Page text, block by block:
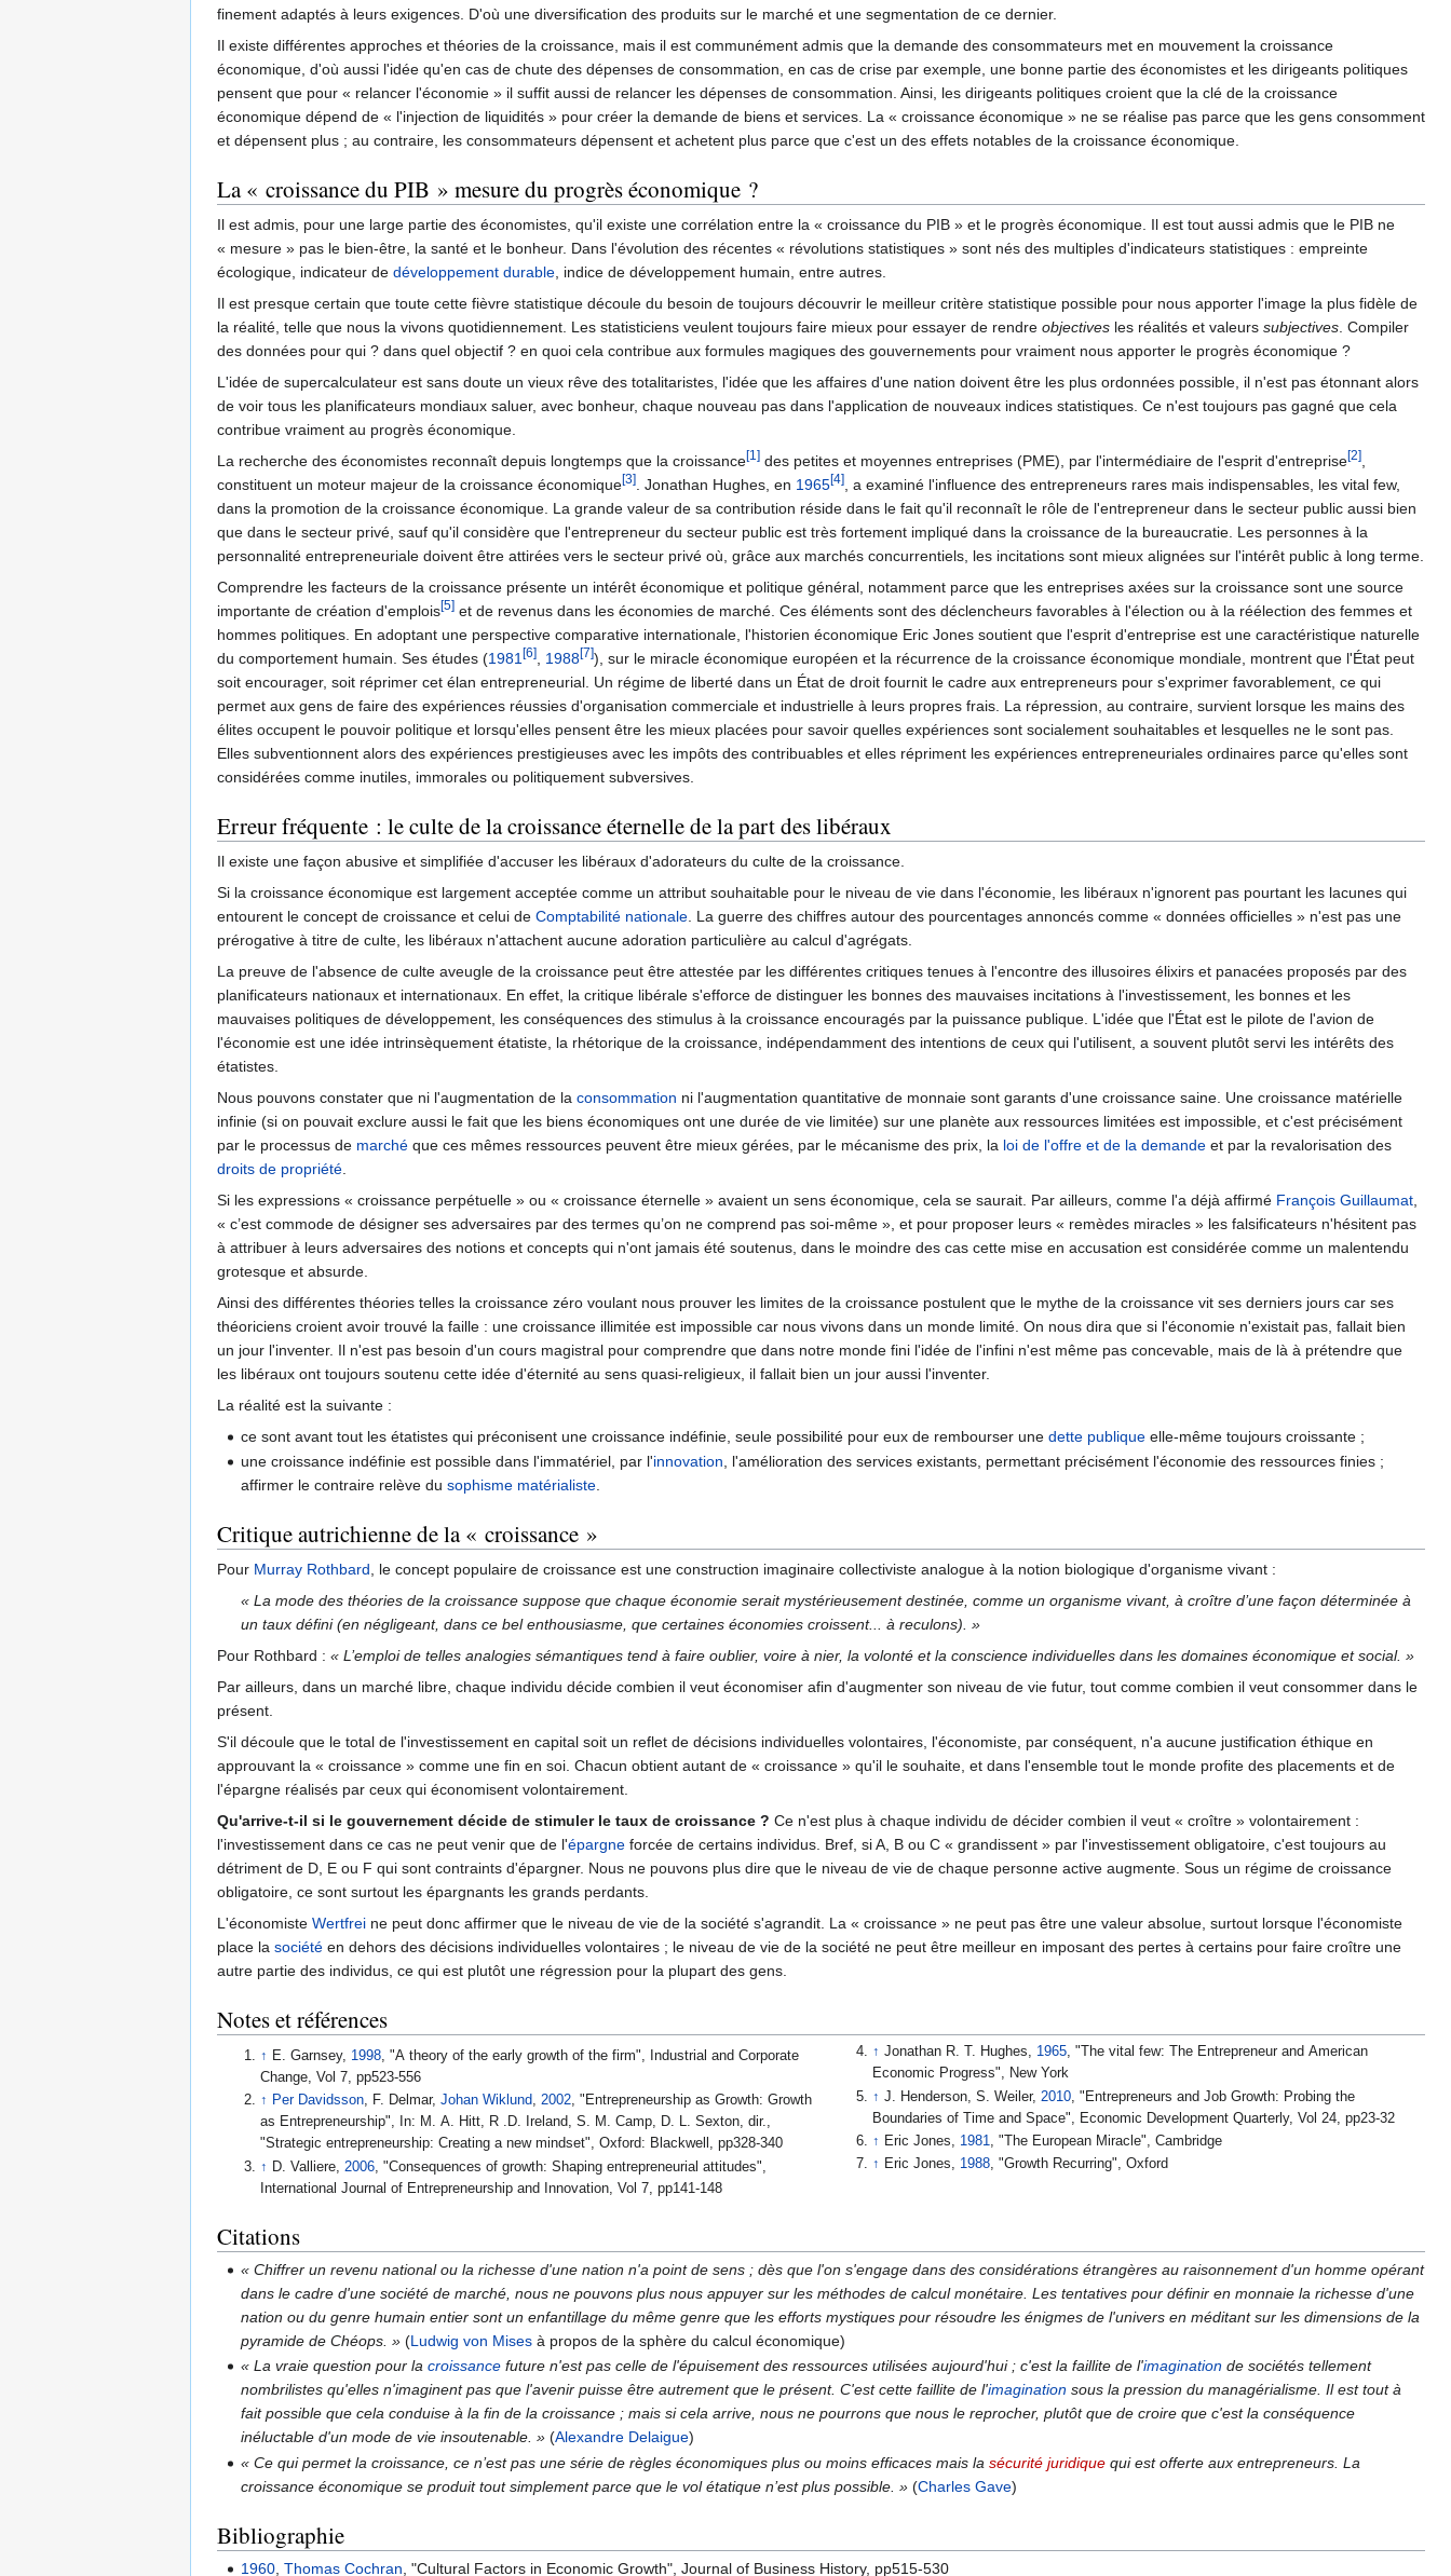
finement adaptés à leurs exigences. D'où une diversification des produits sur le marché et une segmentation de ce dernier.
Il existe différentes approches et théories de la croissance, mais il est communément admis que la demande des consommateurs met en mouvement la croissance
économique, d'où aussi l'idée qu'en cas de chute des dépenses de consommation, en cas de crise par exemple, une bonne partie des économistes et les dirigeants politiques
pensent que pour « relancer l'économie » il suffit aussi de relancer les dépenses de consommation. Ainsi, les dirigeants politiques croient que la clé de la croissance
économique dépend de « l'injection de liquidités » pour créer la demande de biens et services. La « croissance économique » ne se réalise pas parce que les gens consomment
et dépensent plus ; au contraire, les consommateurs dépensent et achetent plus parce que c'est un des effets notables de la croissance économique.
La « croissance du PIB » mesure du progrès économique ?
Il est admis, pour une large partie des économistes, qu'il existe une corrélation entre la « croissance du PIB » et le progrès économique. Il est tout aussi admis que le PIB ne
« mesure » pas le bien-être, la santé et le bonheur. Dans l'évolution des récentes « révolutions statistiques » sont nés des multiples d'indicateurs statistiques : empreinte
écologique, indicateur de développement durable , indice de développement humain, entre autres.
Il est presque certain que toute cette fièvre statistique découle du besoin de toujours découvrir le meilleur critère statistique possible pour nous apporter l'image la plus fidèle de
la réalité, telle que nous la vivons quotidiennement. Les statisticiens veulent toujours faire mieux pour essayer de rendre objectives les réalités et valeurs subjectives . Compiler
des données pour qui ? dans quel objectif ? en quoi cela contribue aux formules magiques des gouvernements pour vraiment nous apporter le progrès économique ?
L'idée de supercalculateur est sans doute un vieux rêve des totalitaristes, l'idée que les affaires d'une nation doivent être les plus ordonnées possible, il n'est pas étonnant alors
de voir tous les planificateurs mondiaux saluer, avec bonheur, chaque nouveau pas dans l'application de nouveaux indices statistiques. Ce n'est toujours pas gagné que cela
contribue vraiment au progrès économique.
La recherche des économistes reconnaît depuis longtemps que la croissance[1] des petites et moyennes entreprises (PME), par l'intermédiaire de l'esprit d'entreprise[2]
constituent un moteur majeur de la croissance économique[3] . Jonathan Hughes, en 1965[4]
, a examiné l'influence des entrepreneurs rares mais indispensables, les vital few,
dans la promotion de la croissance économique. La grande valeur de sa contribution réside dans le fait qu'il reconnaît le rôle de l'entrepreneur dans le secteur public aussi bien
que dans le secteur privé, sauf qu'il considère que l'entrepreneur du secteur public est très fortement impliqué dans la croissance de la bureaucratie. Les personnes à la
personnalité entrepreneuriale doivent être attirées vers le secteur privé où, grâce aux marchés concurrentiels, les incitations sont mieux alignées sur l'intérêt public à long terme.
Comprendre les facteurs de la croissance présente un intérêt économique et politique général, notamment parce que les entreprises axées sur la croissance sont une source
importante de création d'emplois[5] et de revenus dans les économies de marché. Ces éléments sont des déclencheurs favorables à l'élection ou à la réélection des femmes et
hommes politiques. En adoptant une perspective comparative internationale, l'historien économique Eric Jones soutient que l'esprit d'entreprise est une caractéristique naturelle
du comportement humain. Ses études (1981 [6] 1988[7]), sur le miracle économique européen et la récurrence de la croissance économique mondiale, montrent que l'État peut
soit encourager, soit réprimer cet élan entrepreneurial. Un régime de liberté dans un État de droit fournit le cadre aux entrepreneurs pour s'exprimer favorablement, ce qui
permet aux gens de faire des expériences réussies d'organisation commerciale et industrielle à leurs propres frais. La répression, au contraire, survient lorsque les mains des
élites occupent le pouvoir politique et lorsqu'elles pensent être les mieux placées pour savoir quelles expériences sont socialement souhaitables et lesquelles ne le sont pas.
Elles subventionnent alors des expériences prestigieuses avec les impôts des contribuables et elles répriment les expériences entrepreneuriales ordinaires parce qu'elles sont
considérées comme inutiles, immorales ou politiquement subversives.
Erreur fréquente : le culte de la croissance éternelle de la part des libéraux
Il existe une façon abusive et simplifiée d'accuser les libéraux d'adorateurs du culte de la croissance.
Si la croissance économique est largement acceptée comme un attribut souhaitable pour le niveau de vie dans l'économie, les libéraux n'ignorent pas pourtant les lacunes qui
entourent le concept de croissance et celui de Comptabilité nationale . La guerre des chiffres autour des pourcentages annoncés comme « données officielles » n'est pas une
prérogative à titre de culte, les libéraux n'attachent aucune adoration particulière au calcul d'agrégats.
La preuve de l'absence de culte aveugle de la croissance peut être attestée par les différentes critiques tenues à l'encontre des illusoires élixirs et panacées proposés par des
planificateurs nationaux et internationaux. En effet, la critique libérale s'efforce de distinguer les bonnes des mauvaises incitations à l'investissement, les bonnes et les
mauvaises politiques de développement, les conséquences des stimulus à la croissance encouragés par la puissance publique. L'idée que l'État est le pilote de l'avion de
l'économie est une idée intrinsèquement étatiste, la rhétorique de la croissance, indépendamment des intentions de ceux qui l'utilisent, a souvent plutôt servi les intérêts des
étatistes.
Nous pouvons constater que ni l'augmentation de la consommation ni l'augmentation quantitative de monnaie sont garants d'une croissance saine. Une croissance matérielle
infinie (si on pouvait exclure aussi le fait que les biens économiques ont une durée de vie limitée) sur une planète aux ressources limitées est impossible, et c'est précisément
par le processus de marché que ces mêmes ressources peuvent être mieux gérées, par le mécanisme des prix, la loi de l'offre et de la demande et par la revalorisation des
droits de propriété
Si les expressions « croissance perpétuelle » ou « croissance éternelle » avaient un sens économique, cela se saurait. Par ailleurs, comme l'a déjà affirmé François Guillaumat
« c’est commode de désigner ses adversaires par des termes qu’on ne comprend pas soi-même », et pour proposer leurs « remèdes miracles » les falsificateurs n'hésitent pas
à attribuer à leurs adversaires des notions et concepts qui n'ont jamais été soutenus, dans le moindre des cas cette mise en accusation est considérée comme un malentendu
grotesque et absurde.
Ainsi des différentes théories telles la croissance zéro voulant nous prouver les limites de la croissance postulent que le mythe de la croissance vit ses derniers jours car ses
théoriciens croient avoir trouvé la faille : une croissance illimitée est impossible car nous vivons dans un monde limité. On nous dira que si l'économie n'existait pas, fallait bien
un jour l'inventer. Il n'est pas besoin d'un cours magistral pour comprendre que dans notre monde fini l'idée de l'infini n'est même pas concevable, mais de là à prétendre que
les libéraux ont toujours soutenu cette idée d'éternité au sens quasi-religieux, il fallait bien un jour aussi l'inventer.
La réalité est la suivante :
ce sont avant tout les étatistes qui préconisent une croissance indéfinie, seule possibilité pour eux de rembourser unedette publique elle-même toujours croissante ;
une croissance indéfinie est possible dans l'immatériel, par l'innovation , l'amélioration des services existants, permettant précisément l'économie des ressources finies ;
affirmer le contraire relève dusophisme matérialiste
Critique autrichienne de la « croissance »
Pour Murray Rothbard , le concept populaire de croissance est une construction imaginaire collectiviste analogue à la notion biologique d'organisme vivant :
« La mode des théories de la croissance suppose que chaque économie serait mystérieusement destinée, comme un organisme vivant, à croître d’une façon déterminée à
un taux défini (en négligeant, dans ce bel enthousiasme, que certaines économies croissent... à reculons). »
Pour Rothbard : « L’emploi de telles analogies sémantiques tend à faire oublier, voire à nier, la volonté et la conscience individuelles dans les domaines économique et social. »
Par ailleurs, dans un marché libre, chaque individu décide combien il veut économiser afin d'augmenter son niveau de vie futur, tout comme combien il veut consommer dans le
présent.
S'il découle que le total de l'investissement en capital soit un reflet de décisions individuelles volontaires, l'économiste, par conséquent, n'a aucune justification éthique en
approuvant la « croissance » comme une fin en soi. Chacun obtient autant de « croissance » qu'il le souhaite, et dans l'ensemble tout le monde profite des placements et de
l'épargne réalisés par ceux qui économisent volontairement.
Qu'arrive-t-il si le gouvernement décide de stimuler le taux de croissance ? Ce n'est plus à chaque individu de décider combien il veut « croître » volontairement :
l'investissement dans ce cas ne peut venir que de l'épargne forcée de certains individus. Bref, si A, B ou C « grandissent » par l'investissement obligatoire, c'est toujours au
détriment de D, E ou F qui sont contraints d'épargner. Nous ne pouvons plus dire que le niveau de vie de chaque personne active augmente. Sous un régime de croissance
obligatoire, ce sont surtout les épargnants les grands perdants.
L'économiste Wertfrei ne peut donc affirmer que le niveau de vie de la société s'agrandit. La « croissance » ne peut pas être une valeur absolue, surtout lorsque l'économiste
place la société en dehors des décisions individuelles volontaires ; le niveau de vie de la société ne peut être meilleur en imposant des pertes à certains pour faire croître une
autre partie des individus, ce qui est plutôt une régression pour la plupart des gens.
Notes et références
↑ E. Garnsey, 1998, "A theory of the early growth of the firm", Industrial and Corporate
Change, Vol 7, pp523-556
↑ Per Davidsson, F. Delmar,Johan Wiklund,2002, "Entrepreneurship as Growth: Growth
as Entrepreneurship", In: M. A. Hitt, R .D. Ireland, S. M. Camp, D. L. Sexton, dir.,
"Strategic entrepreneurship: Creating a new mindset", Oxford: Blackwell, pp328-340
↑ D. Valliere, 2006 , "Consequences of growth: Shaping entrepreneurial attitudes",
International Journal of Entrepreneurship and Innovation, Vol 7, pp141-148
↑ Jonathan R. T. Hughes, 1965, "The vital few: The Entrepreneur and American
Economic Progress", New York
↑ J. Henderson, S. Weiler, 2010, "Entrepreneurs and Job Growth: Probing the
Boundaries of Time and Space", Economic Development Quarterly, Vol 24, pp23-32
↑ Eric Jones, 1981
, "The European Miracle", Cambridge
↑ Eric Jones, 1988, "Growth Recurring", Oxford
Citations
« Chiffrer un revenu national ou la richesse d'une nation n'a point de sens ; dès que l'on s'engage dans des considérations étrangères au raisonnement d'un homme opérant
dans le cadre d'une société de marché, nous ne pouvons plus nous appuyer sur les méthodes de calcul monétaire. Les tentatives pour définir en monnaie la richesse d'une
nation ou du genre humain entier sont un enfantillage du même genre que les efforts mystiques pour résoudre les énigmes de l'univers en méditant sur les dimensions de la
pyramide de Chéops. » (Ludwig von Mises à propos de la sphère du calcul économique)
« La vraie question pour lacroissance future n'est pas celle de l'épuisement des ressources utilisées aujourd'hui ; c'est la faillite de l'imagination de sociétés tellement
nombrilistes qu'elles n'imaginent pas que l'avenir puisse être autrement que le présent. C'est cette faillite de l'imagination sous la pression du managérialisme. Il est tout à
fait possible que cela conduise à la fin de la croissance ; mais si cela arrive, nous ne pourrons que nous le reprocher, plutôt que de croire que c'est la conséquence
inéluctable d'un mode de vie insoutenable. » (Alexandre Delaigue)
« Ce qui permet la croissance, ce n’est pas une série de règles économiques plus ou moins efficaces mais lasécurité juridique qui est offerte aux entrepreneurs. La
croissance économique se produit tout simplement parce que le vol étatique n’est plus possible. » (Charles Gave)
Bibliographie
1960 ,Thomas Cochran , "Cultural Factors in Economic Growth", Journal of Business History, pp515-530